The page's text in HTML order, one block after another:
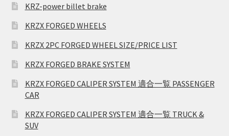
KRZ-power billet brake
KRZX FORGED WHEELS
KRZX 2PC FORGED WHEEL SIZE/PRICE LIST
KRZX FORGED BRAKE SYSTEM
KRZX FORGED CALIPER SYSTEM 適合一覧 PASSENGER
CAR
KRZX FORGED CALIPER SYSTEM 適合一覧 TRUCK &
SUV